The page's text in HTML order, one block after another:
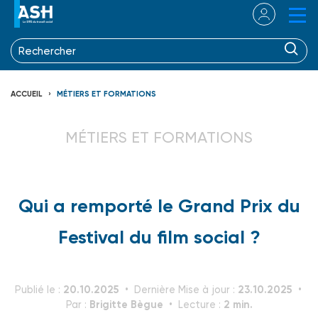
ACCUEIL MÉTIERS ET FORMATIONS
MÉTIERS ET FORMATIONS
Qui a remporté le Grand Prix du
Festival du film social ?
Publié le : 20.10.2025 Dernière Mise à jour : 23.10.2025
Par : Brigitte Bègue Lecture : 2 min.